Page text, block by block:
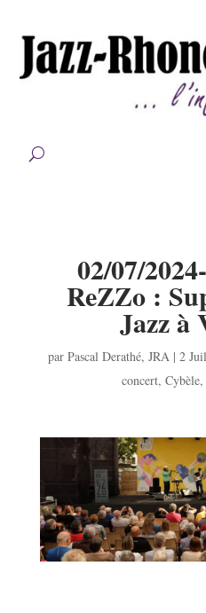
02/07/
ReZZo :
Jazz à
par Pascal Derathé, JRA | 2
concert,Cybèle